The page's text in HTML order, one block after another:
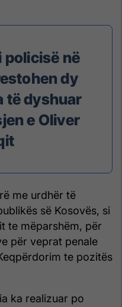
policisë në
dy
të dyshuar
e Oliver
me urdhër të
së Kosovës, si
te mëparshëm, për
për veprat penale
te pozitës
ka realizuar po